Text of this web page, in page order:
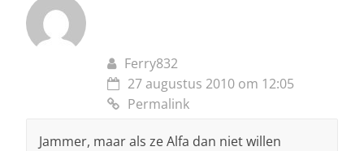
Ferry832
27 augustus 2010 om 12:05
Permalink
Jammer, maar als ze Alfa dan niet willen